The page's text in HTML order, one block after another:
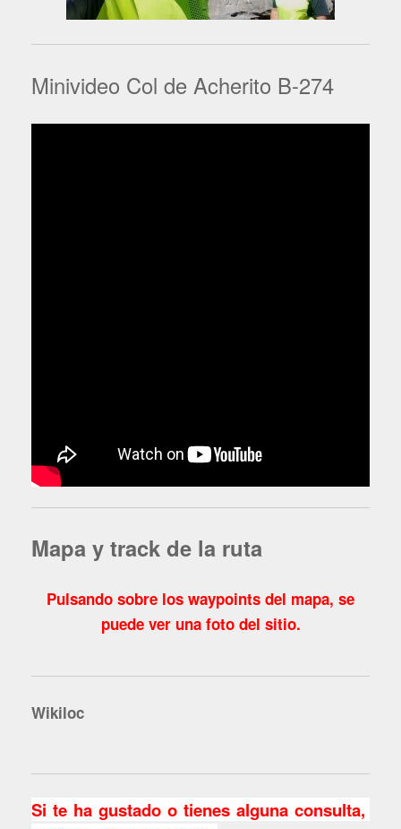
Minivideo Col de Acherito B-274
Mapa y track de la ruta
Pulsando sobre los waypoints del mapa, se
puede ver una foto del sitio.
Wikiloc
Si te ha gustado o tienes alguna consulta,